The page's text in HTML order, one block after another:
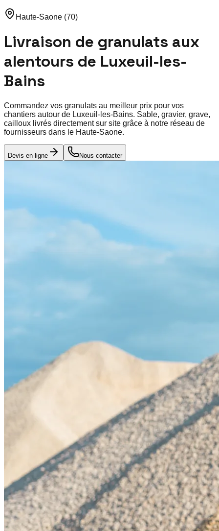
Haute-Saone (70)
Livraison de granulats aux
alentours de Luxeuil-les-
Bains
Commandez vos granulats au meilleur prix pour vos
chantiers autour de Luxeuil-les-Bains. Sable, gravier, grave,
cailloux livrés directement sur site grâce à notre réseau de
fournisseurs dans le Haute-Saone.
Devis en ligne Nous contacter